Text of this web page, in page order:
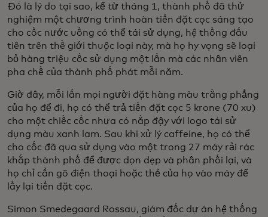
Đó là lý do tại sao, kể từ tháng 1, thành phố đã thử
nghiệm một chương trình hoàn tiền đặt cọc sáng tạo
cho cốc nước uống có thể tái sử dụng, hệ thống đầu
tiên trên thế giới thuộc loại này, mà họ hy vọng sẽ loại
bỏ hàng triệu cốc sử dụng một lần mà các nhân viên
pha chế của thành phố phát mỗi năm.
Giờ đây, mỗi lần mọi người đặt hàng màu trắng phẳng
của họ để đi, họ có thể trả tiền đặt cọc 5 krone (70 xu)
cho một chiếc cốc nhựa có nắp đậy với logo tái sử
dụng màu xanh lam. Sau khi xử lý caffeine, họ có thể
cho cốc đã qua sử dụng vào một trong 27 máy rải rác
khắp thành phố để được dọn dẹp và phân phối lại, và
họ chỉ cần gõ điện thoại hoặc thẻ của họ vào máy để
lấy lại tiền đặt cọc.
Simon Smedegaard Rossau, giám đốc dự án hệ thống